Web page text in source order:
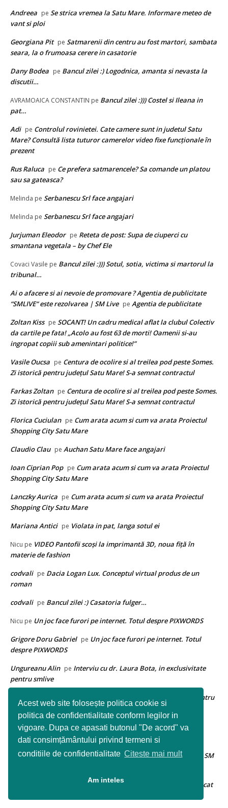
Acest web site folosește politica cookie si
politica de confidentialitate conform legilor in
vigoare. Dupa ce apasati butonul "De acord" va
dati consimțământului privind termeni si
conditiile de confidentialitate Citeste mai mult
Am inteles
Andreea pe Se strica vremea la Satu Mare. Informare meteo de
vant si ploi
Georgiana Pit pe Satmarenii din centru au fost martori, sambata
seara, la o frumoasa cerere in casatorie
Dany Bodea pe Bancul zilei :) Logodnica, amanta si nevasta la
discutii…
AVRAMOAICA CONSTANTIN pe Bancul zilei :))) Costel si Ileana in
pat…
Adi pe Controlul rovinietei. Cate camere sunt in judetul Satu
Mare? Consultă lista tuturor camerelor video fixe funcţionale în
prezent
Rus Raluca pe Ce prefera satmarencele? Sa comande un platou
sau sa gateasca?
Melinda pe Serbanescu Srl face angajari
Melinda pe Serbanescu Srl face angajari
Jurjuman Eleodor pe Reteta de post: Supa de ciuperci cu
smantana vegetala – by Chef Ele
Covaci Vasile pe Bancul zilei :))) Sotul, sotia, victima si martorul la
tribunal…
Ai o afacere si ai nevoie de promovare ? Agentia de publicitate
“SMLIVE“ este rezolvarea | SM Live pe Agentia de publicitate
Zoltan Kiss pe SOCANT! Un cadru medical aflat la clubul Colectiv
da cartile pe fata! „Acolo au fost 63 de morti! Oamenii si-au
ingropat copiii sub amenintari politice!”
Vasile Oucsa pe Centura de ocolire si al treilea pod peste Somes.
Zi istorică pentru județul Satu Mare! S-a semnat contractul
Farkas Zoltan pe Centura de ocolire si al treilea pod peste Somes.
Zi istorică pentru județul Satu Mare! S-a semnat contractul
Florica Cuciulan pe Cum arata acum si cum va arata Proiectul
Shopping City Satu Mare
Claudio Clau pe Auchan Satu Mare face angajari
Ioan Ciprian Pop pe Cum arata acum si cum va arata Proiectul
Shopping City Satu Mare
Lanczky Aurica pe Cum arata acum si cum va arata Proiectul
Shopping City Satu Mare
Mariana Antici pe Violata in pat, langa sotul ei
Nicu pe VIDEO Pantofii scoşi la imprimantă 3D, noua fiţă în
materie de fashion
codvali pe Dacia Logan Lux. Conceptul virtual produs de un
roman
codvali pe Bancul zilei :) Casatoria fulger…
Nicu pe Un joc face furori pe internet. Totul despre PIXWORDS
Grigore Doru Gabriel pe Un joc face furori pe internet. Totul
despre PIXWORDS
Ungureanu Alin pe Interviu cu dr. Laura Bota, in exclusivitate
pentru smlive
Interviu cu Vasile Blaga, in exclusivitate pentru
smlive
Ioan Ciprian Pop peSi-a testat sotul sa vada daca o insala.
Niciodata nu s-a asteptat sa descopere asa ceva
Duminica s-a dat startul la Festivalul AugustFest de la Carei | SM
Un barbat a descoperit ca ii cresc sanii, dupa ce a mancat